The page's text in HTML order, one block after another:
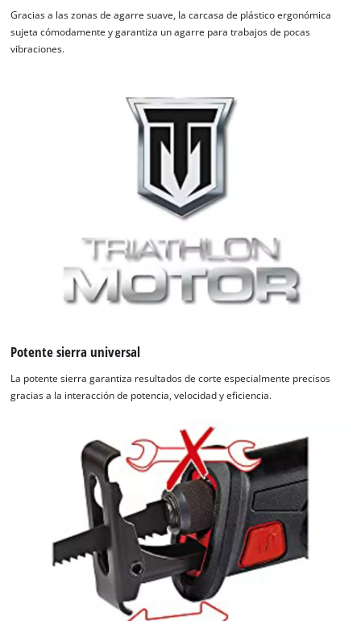
cargar el servicio Google Maps!
This content is not permitted to load due
to trackers that are not disclosed to the
visitor. The website owner needs to setup
the site with their CMP to add this content
to the list of technologies used.
Powered by
Usercentrics Consent
Management Platform
Gracias a las zonas de agarre suave, la carcasa de plástico ergonómica
sujeta cómodamente y garantiza un agarre para trabajos de pocas
vibraciones.
Potente sierra universal
La potente sierra garantiza resultados de corte especialmente precisos
gracias a la interacción de potencia, velocidad y eficiencia.